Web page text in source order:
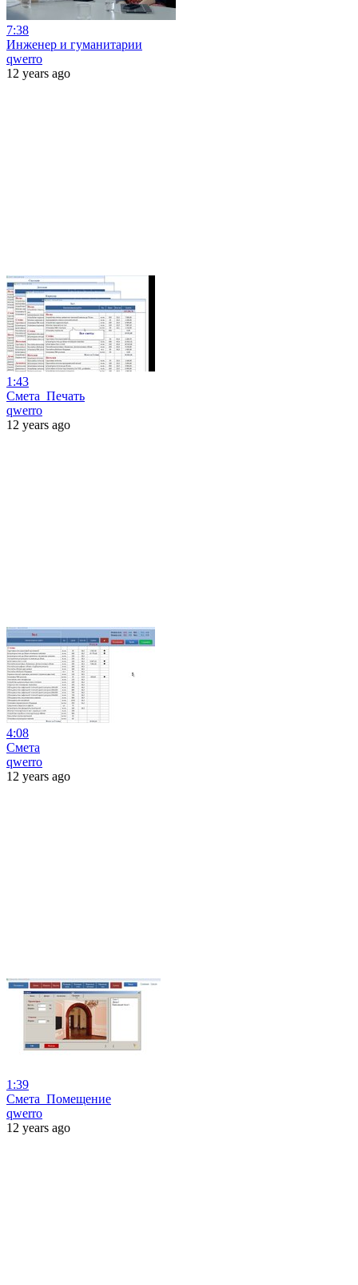
7:38
Инженер и гуманитарии
qwerro
12 years ago
1:43
Смета_Печать
qwerro
12 years ago
4:08
Смета
qwerro
12 years ago
1:39
Смета_Помещение
qwerro
12 years ago